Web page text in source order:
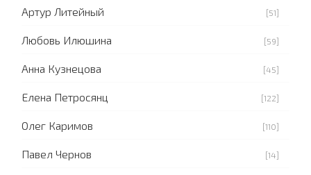
Артур Литейный [51]
Любовь Илюшина [59]
Анна Кузнецова [45]
Елена Петросянц [122]
Олег Каримов [110]
Павел Чернов [14]